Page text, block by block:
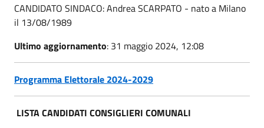
CANDIDATO SINDACO: Andrea SCARPATO - nato a Milano
il 13/08/1989
Ultimo aggiornamento: 31 maggio 2024, 12:08
Programma Elettorale 2024-2029
LISTA CANDIDATI CONSIGLIERI COMUNALI